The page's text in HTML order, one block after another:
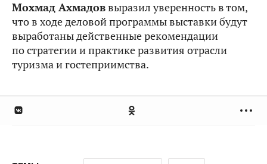
Мохмад Ахмадоввыразил уверенность в том,
что в ходе деловой программы выставки будут
выработаны действенные рекомендации
по стратегии и практике развития отрасли
туризма и гостеприимства.